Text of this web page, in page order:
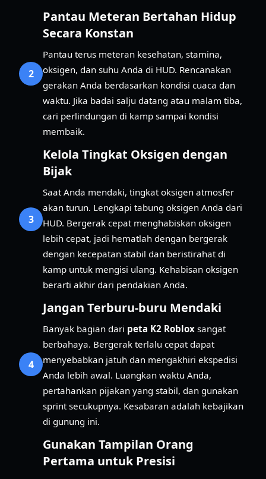
2
Pantau Meteran Bertahan Hidup
Secara Konstan
Pantau terus meteran kesehatan, stamina,
oksigen, dan suhu Anda di HUD. Rencanakan
gerakan Anda berdasarkan kondisi cuaca dan
waktu. Jika badai salju datang atau malam tiba,
cari perlindungan di kamp sampai kondisi
membaik.
3
Kelola Tingkat Oksigen dengan
Bijak
Saat Anda mendaki, tingkat oksigen atmosfer
akan turun. Lengkapi tabung oksigen Anda dari
HUD. Bergerak cepat menghabiskan oksigen
lebih cepat, jadi hematlah dengan bergerak
dengan kecepatan stabil dan beristirahat di
kamp untuk mengisi ulang. Kehabisan oksigen
berarti akhir dari pendakian Anda.
4
Jangan Terburu-buru Mendaki
Banyak bagian dari peta K2 Roblox sangat
berbahaya. Bergerak terlalu cepat dapat
menyebabkan jatuh dan mengakhiri ekspedisi
Anda lebih awal. Luangkan waktu Anda,
pertahankan pijakan yang stabil, dan gunakan
sprint secukupnya. Kesabaran adalah kebajikan
di gunung ini.
Gunakan Tampilan Orang
Pertama untuk Presisi